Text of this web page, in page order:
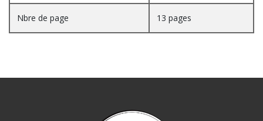
Nbre de page 13 pages